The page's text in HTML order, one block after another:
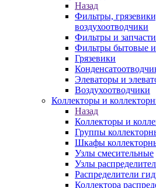
Назад
Фильтры,
воздухоотводчики
Фильтры и
Фильтры бытовые
Грязевики
Элеваторы и
Воздухоотводчики
Коллекторы и
Назад
Коллекторы и
Группы
Шкафы
Узлы смесительные
Узлы
Распределители
Коллектора